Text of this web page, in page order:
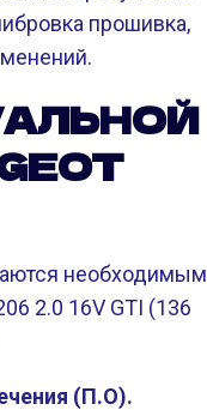
прошивка,
необходимым
2.0 16V GTI (136
(П.О).